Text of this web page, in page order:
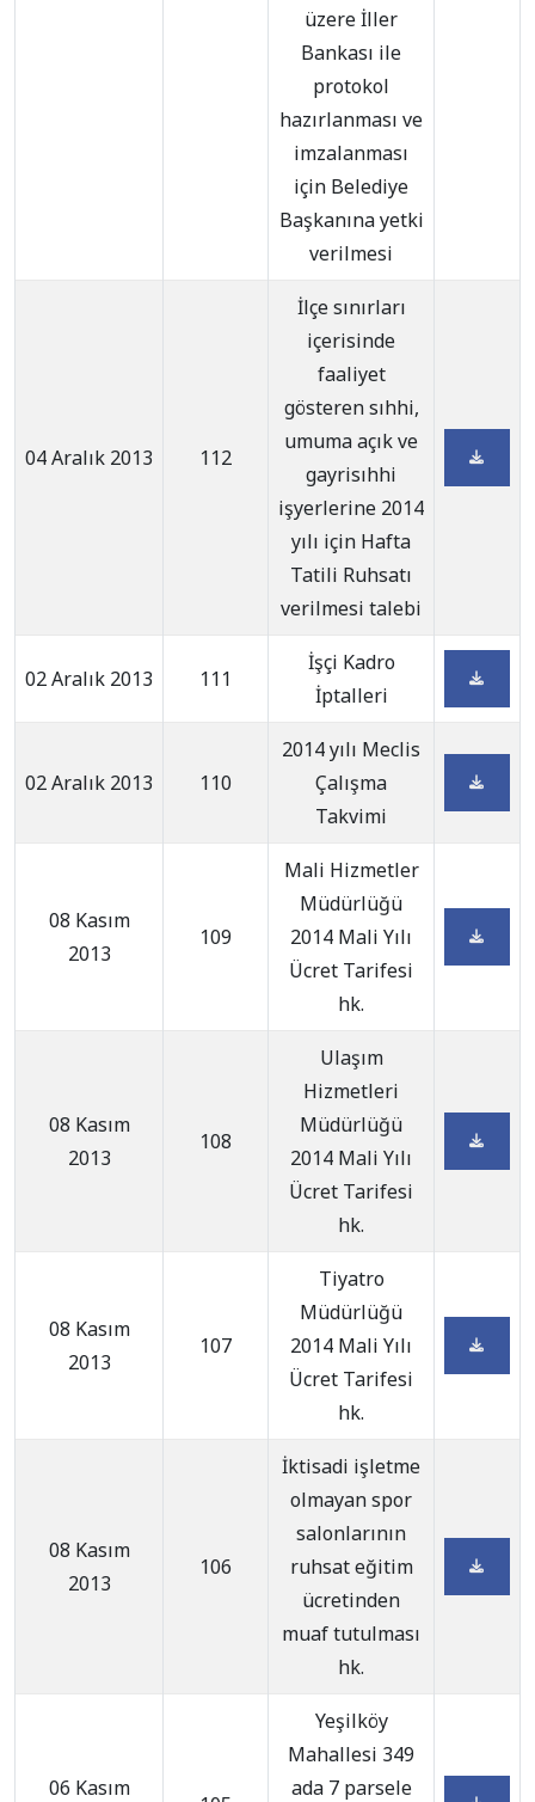
üzere İller
Bankası ile
protokol
hazırlanması ve
imzalanması
için Belediye
Başkanına yetki
verilmesi
04 Aralık 2013 112
İlçe sınırları
içerisinde
faaliyet
gösteren sıhhi,
umuma açık ve
gayrisıhhi
işyerlerine 2014
yılı için Hafta
Tatili Ruhsatı
verilmesi talebi
02 Aralık 2013 111
İşçi Kadro
İptalleri
02 Aralık 2013 110
2014 yılı Meclis
Çalışma
Takvimi
08 Kasım
2013
109
Mali Hizmetler
Müdürlüğü
2014 Mali Yılı
Ücret Tarifesi
hk.
08 Kasım
2013
108
Ulaşım
Hizmetleri
Müdürlüğü
2014 Mali Yılı
Ücret Tarifesi
hk.
08 Kasım
2013
107
Tiyatro
Müdürlüğü
2014 Mali Yılı
Ücret Tarifesi
hk.
08 Kasım
2013
106
İktisadi işletme
olmayan spor
salonlarının
ruhsat eğitim
ücretinden
muaf tutulması
hk.
06 Kasım
Yeşilköy
Mahallesi 349
ada 7 parsele